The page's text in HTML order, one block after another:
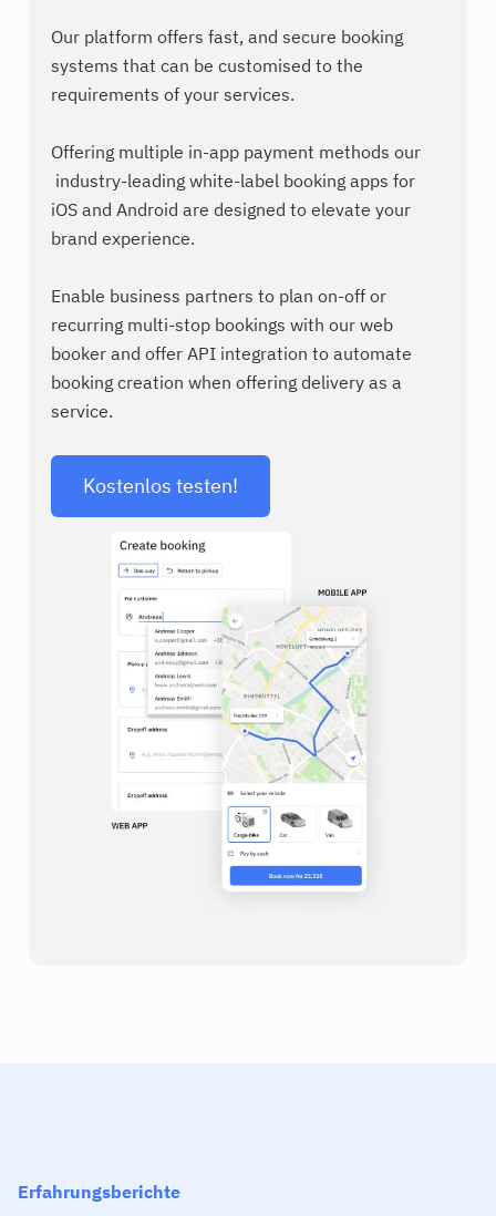
Our platform offers fast, and secure booking
systems that can be customised to the
requirements of your services.
Offering multiple in-app payment methods our
industry-leading white-label booking apps for
iOS and Android are designed to elevate your
brand experience.
Enable business partners to plan on-off or
recurring multi-stop bookings with our web
booker and offer API integration to automate
booking creation when offering delivery as a
service.
Kostenlos testen!
Erfahrungsberichte